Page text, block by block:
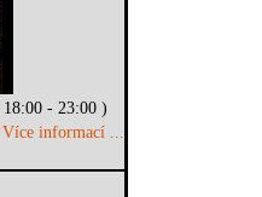
- 23:00 )
Více informací ...